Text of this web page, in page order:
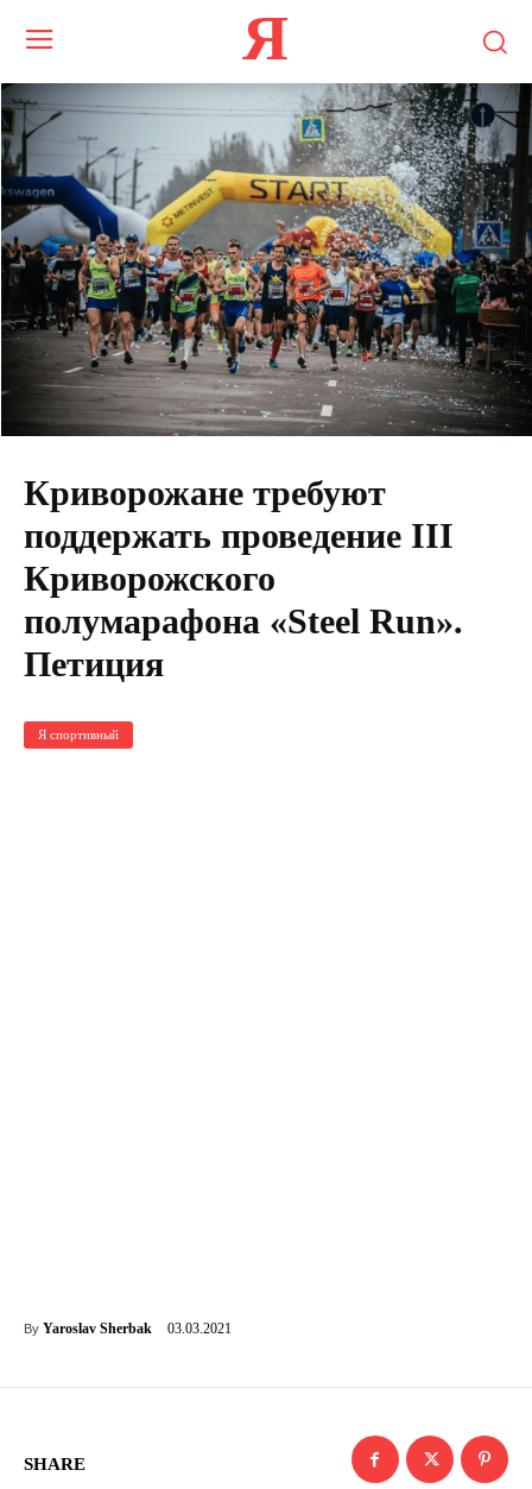
Я
Криворожане требуют
поддержать проведение III
Криворожского
полумарафона «Steel Run».
Петиция
Я спортивный
By Yaroslav Sherbak 03.03.2021
SHARE